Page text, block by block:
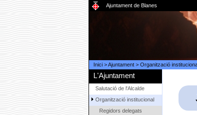
Ajuntament de Blanes
Inici>Ajuntament> Organització
L'Ajuntament
Salutació de l'Alcalde
Organització institucional
Regidors delegats